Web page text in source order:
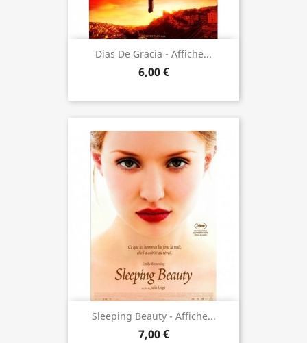
Dias De Gracia - Affiche...
6,00 €
Sleeping Beauty - Affiche...
7,00 €